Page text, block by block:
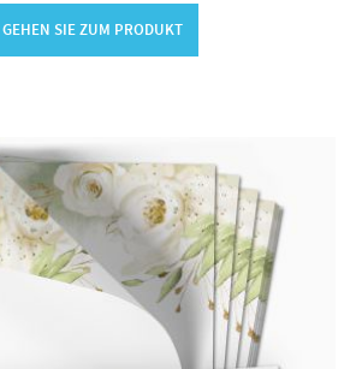
GEHEN SIE ZUM PRODUKT